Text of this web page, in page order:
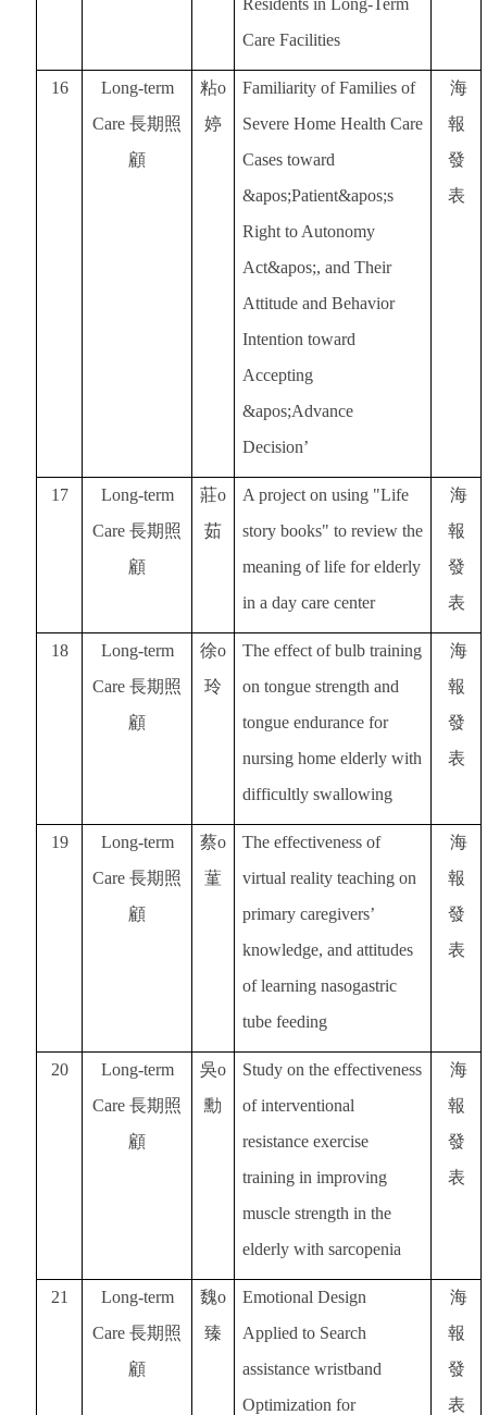
Care Facilities
16
Long-term
Care 長期照
顧
粘o
婷
Familiarity of Families of
Severe Home Health Care
Cases toward
&apos;Patient&apos;s
Right to Autonomy
Act&apos;, and Their
Attitude and Behavior
Intention toward
Accepting
&apos;Advance
Decision’
海
報
發
表
17
Long-term
Care 長期照
顧
莊o
茹
A project on using "Life
story books" to review the
meaning of life for elderly
in a day care center
海
報
發
表
18
Long-term
Care 長期照
顧
徐o
玲
The effect of bulb training
on tongue strength and
tongue endurance for
nursing home elderly with
difficultly swallowing
海
報
發
表
19
Long-term
Care 長期照
顧
蔡o
蓳
The effectiveness of
virtual reality teaching on
primary caregivers’
knowledge, and attitudes
of learning nasogastric
tube feeding
海
報
發
表
20
Long-term
Care 長期照
顧
吳o
勳
Study on the effectiveness
of interventional
resistance exercise
training in improving
muscle strength in the
elderly with sarcopenia
海
報
發
表
21
Long-term
Care 長期照
顧
魏o
臻
Emotional Design
Applied to Search
assistance wristband
Optimization for
海
報
發
表